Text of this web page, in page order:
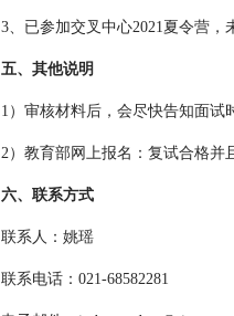
3、已参加交叉中心2021夏令营，
五、其他说明
1 ）审核材料后，会尽快告知面试
2）教育部网上报名：复试合格并
六、联系方式
联系人：姚瑶
联系电话： 021-68582281